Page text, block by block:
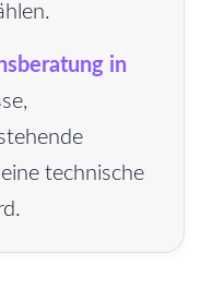
in
technische